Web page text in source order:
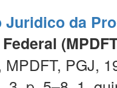
da
PGJ,